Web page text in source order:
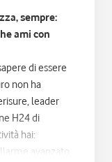
sempre:
ami con
di essere
non ha
leader
H24 di
hai:
avanzato,